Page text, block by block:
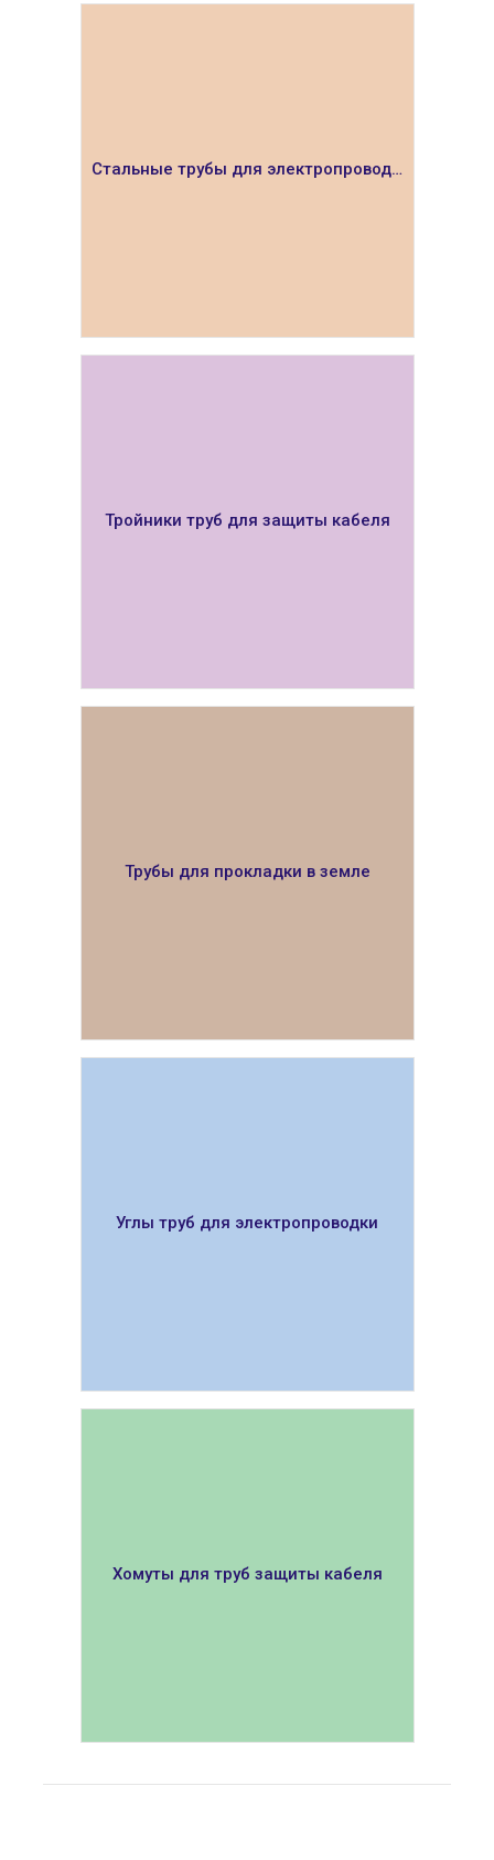
Стальные трубы для электропроводки
Тройники труб для защиты кабеля
Трубы для прокладки в земле
Углы труб для электропроводки
Хомуты для труб защиты кабеля